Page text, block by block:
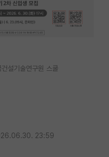
설기술연구원 스쿨
23:59